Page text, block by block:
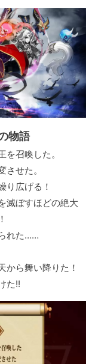
物語
召喚した。
せた。
り広げる！
滅ぼすほどの絶大
れた……
から舞い降りた！
た!!